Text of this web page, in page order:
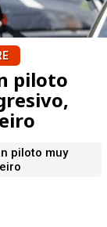
piloto
piloto muy